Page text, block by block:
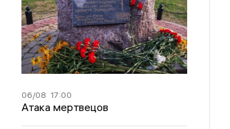
06/08 17:00
Атака мертвецов